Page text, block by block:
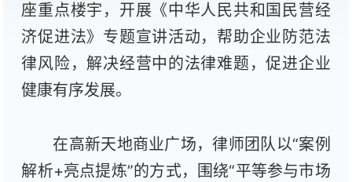
座重点楼宇，开展《中华人民共和国民营经
济促进法》专题宣讲活动，帮助企业防范法
律风险，解决经营中的法律难题，促进企业
健康有序发展。
在高新天地商业广场，律师团队以“案例
解析+亮点提炼”的方式，围绕“平等参与市场